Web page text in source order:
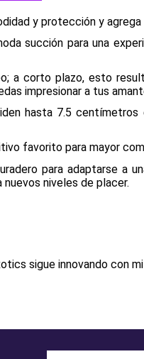
y protección y
succión para una
a corto plazo, esto
impresionar a tus
hasta 7.5
favorito para mayor
para adaptarse a
niveles de placer.
sigue innovando con